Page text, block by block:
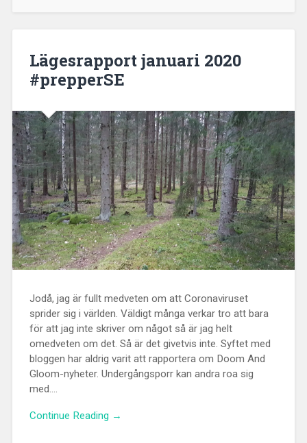
Lägesrapport januari 2020
#prepperSE
Jodå, jag är fullt medveten om att Coronaviruset
sprider sig i världen. Väldigt många verkar tro att bara
för att jag inte skriver om något så är jag helt
omedveten om det. Så är det givetvis inte. Syftet med
bloggen har aldrig varit att rapportera om Doom And
Gloom-nyheter. Undergångsporr kan andra roa sig
med....
Continue Reading →